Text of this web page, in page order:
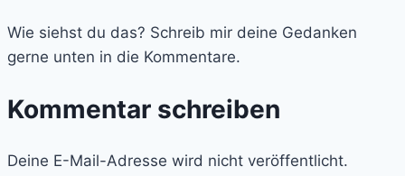
Wie siehst du das? Schreib mir deine Gedanken
gerne unten in die Kommentare.
Kommentar schreiben
Deine E-Mail-Adresse wird nicht veröffentlicht.